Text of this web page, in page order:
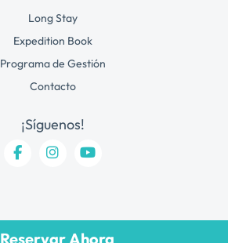
Long Stay
Expedition Book
Programa de Gestión
Contacto
¡Síguenos!
Reservar Ahora